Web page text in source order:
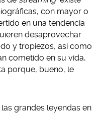
con mayor o
en una tendencia
desaprovechar
y tropiezos, así como
cometido en su vida,
porque, bueno, le
grandes leyendas en